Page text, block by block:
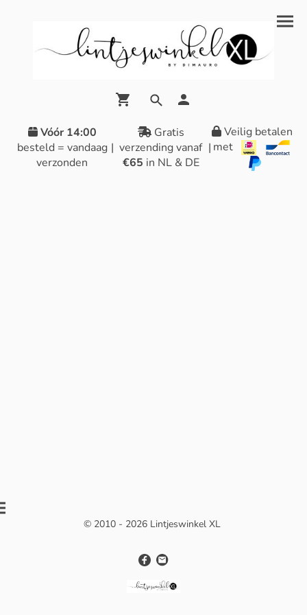
Vóór 14:00
besteld = vandaag
verzonden
|
Gratis
verzending vanaf
€65 in NL & DE
|
Veilig betalen
met
© 2010 - 2026 Lintjeswinkel XL